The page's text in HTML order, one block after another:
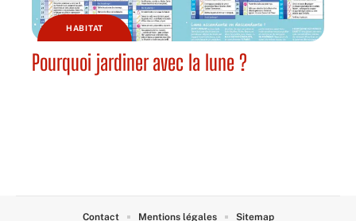
HABITAT
Pourquoi jardiner avec la lune ?
Contact Mentions légales Sitemap